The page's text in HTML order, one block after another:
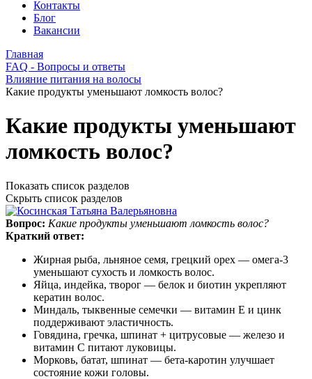
Контакты
Блог
Вакансии
Главная
FAQ - Вопросы и ответы
Влияние питания на волосы
Какие продукты уменьшают ломкость волос?
Какие продукты уменьшают
ломкость волос?
Показать список разделов
Скрыть список разделов
Вопрос: Какие продукты уменьшают ломкость волос?
Краткий ответ:
Жирная рыба, льняное семя, грецкий орех — омега‑3
уменьшают сухость и ломкость волос.
Яйца, индейка, творог — белок и биотин укрепляют
кератин волос.
Миндаль, тыквенные семечки — витамин E и цинк
поддерживают эластичность.
Говядина, гречка, шпинат + цитрусовые — железо и
витамин C питают луковицы.
Морковь, батат, шпинат — бета‑каротин улучшает
состояние кожи головы.